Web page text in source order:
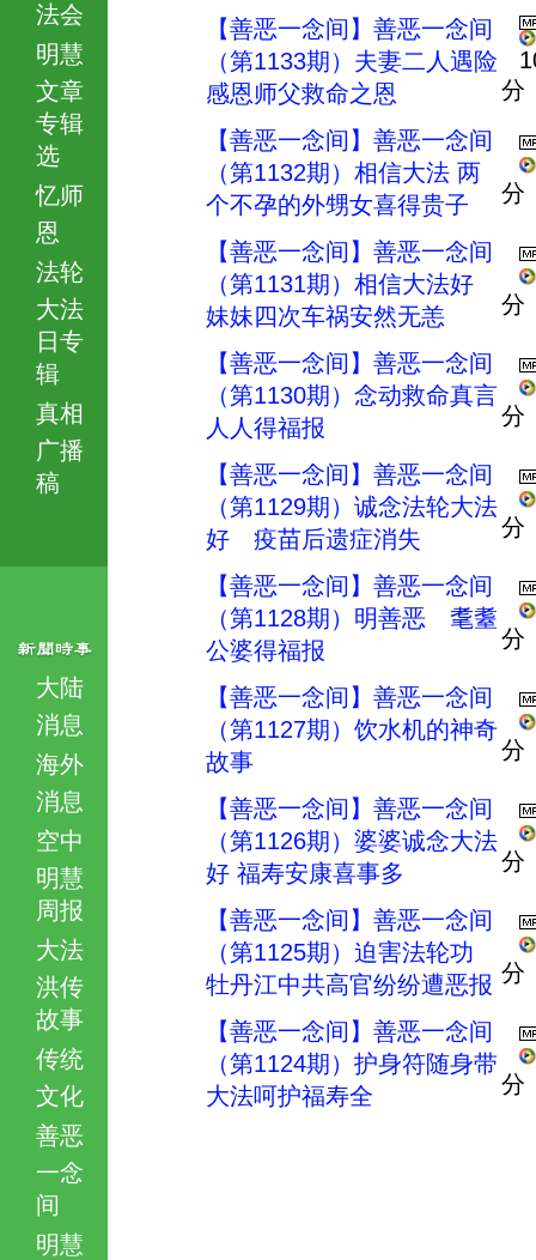
法会
明慧
文章
专辑
选
忆师
恩
法轮
大法
日专
辑
真相
广播
稿
大陆
消息
海外
消息
空中
明慧
周报
大法
洪传
故事
传统
文化
善恶
一念
间
明慧
【善恶一念间】善恶一念间
（第1133期）夫妻二人遇险
感恩师父救命之恩
分
【善恶一念间】善恶一念间
（第1132期）相信大法 两
个不孕的外甥女喜得贵子
分
【善恶一念间】善恶一念间
（第1131期）相信大法好
妹妹四次车祸安然无恙
分
【善恶一念间】善恶一念间
（第1130期）念动救命真言
人人得福报
分
【善恶一念间】善恶一念间
（第1129期）诚念法轮大法
好 疫苗后遗症消失
分
【善恶一念间】善恶一念间
（第1128期）明善恶 耄耋
公婆得福报
分
【善恶一念间】善恶一念间
（第1127期）饮水机的神奇
故事
分
【善恶一念间】善恶一念间
（第1126期）婆婆诚念大法
好 福寿安康喜事多
分
【善恶一念间】善恶一念间
（第1125期）迫害法轮功
牡丹江中共高官纷纷遭恶报 分
【善恶一念间】善恶一念间
（第1124期）护身符随身带
大法呵护福寿全
分